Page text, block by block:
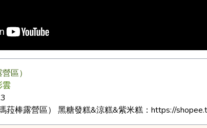
區）
雲
菈棒露營區） 黑糖發糕&涼糕&紫米糕：https://